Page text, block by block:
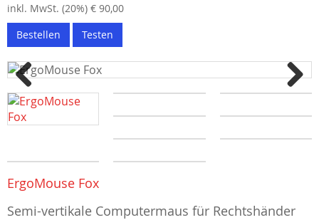
inkl. MwSt. (20%) € 90,00
Bestellen Testen
Previous
ErgoMouse Fox
Semi-vertikale Computermaus für Rechtshänder